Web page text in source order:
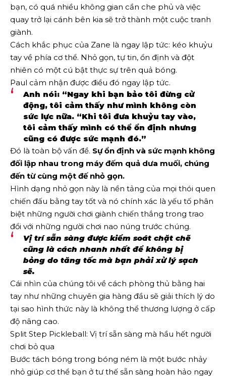
bạn, có quá nhiều không gian cần che phủ và việc
quay trở lại cánh bên kia sẽ trở thành một cuộc tranh
giành.
Cách khắc phục của Zane là ngay lập tức: kéo khuỷu
tay về phía cơ thể. Nhỏ gọn, tự tin, ổn định và đột
nhiên có một cú bật thực sự trên quả bóng.
Paul cảm nhận được điều đó ngay lập tức.
Anh nói: “Ngay khi bạn bảo tôi đừng cử
động, tôi cảm thấy như mình không còn
sức lực nữa. “Khi tôi đưa khuỷu tay vào,
tôi cảm thấy mình có thể ổn định nhưng
cũng có được sức mạnh đó.”
Đó là toàn bộ vấn đề. Sự ổn định và sức mạnh không
đối lập nhau trong máy đếm quả dưa muối, chúng
đến từ cùng một đế nhỏ gọn.
Hình dạng nhỏ gọn này là nền tảng của mọi thói quen
chiến đấu bằng tay tốt và nó chính xác là yếu tố phân
biệt những người chơi giành chiến thắng trong trao
đổi với những người chơi nao núng trước chúng.
Vị trí sẵn sàng được kiểm soát chặt chẽ
cũng là cách nhanh nhất để không bị
bỏng do tăng tốc mà bạn phải xử lý sạch
sẽ.
Cái nhìn của chúng tôi về cách phòng thủ bằng hai
tay như những chuyên gia hàng đầu sẽ giải thích lý do
tại sao hình thức này là không thể thương lượng ở cấp
độ nâng cao.
Split Step Pickleball: Vị trí sẵn sàng mà hầu hết người
chơi bỏ qua
Bước tách bóng trong bóng ném là một bước nhảy
nhỏ giúp cơ thể bạn ở tư thế sẵn sàng hoàn hảo ngay